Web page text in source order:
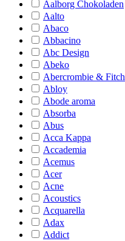
Aalborg Chokoladen
Aalto
Abaco
Abbacino
Abc Design
Abeko
Abercrombie & Fitch
Abloy
Abode aroma
Absorba
Abus
Acca Kappa
Accademia
Acemus
Acer
Acne
Acoustics
Acquarella
Adax
Addict